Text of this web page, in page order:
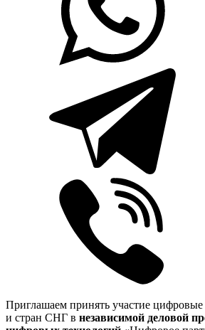
Приглашаем принять участие
и стран СНГ в независимой деловой